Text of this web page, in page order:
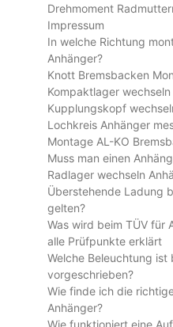
Drehmoment
Impressum
In welche Richtung
Anhänger?
Knott Bremsbacken
Kompaktlager
Kupplungskopf
Lochkreis Anhänger
Montage AL-KO
Muss man einen
Radlager wechseln
Überstehende Ladung
gelten?
Was wird beim TÜV für
alle Prüfpunkte erklärt
Welche Beleuchtung ist
vorgeschrieben?
Wie finde ich die
Anhänger?
Wie funktioniert eine